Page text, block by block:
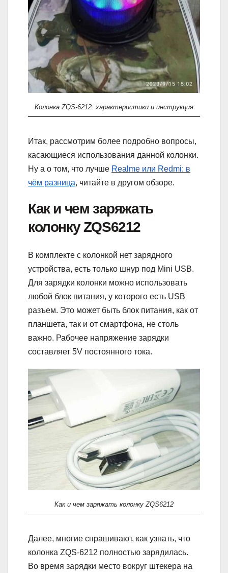
Колонка ZQS-6212: характеристики и инструкция
Итак, рассмотрим более подробно вопросы,
касающиеся использования данной колонки.
Ну а о том, что лучше Realme или Redmi: в
чём разница, читайте в другом обзоре.
Как и чем заряжать
колонку ZQS6212
В комплекте с колонкой нет зарядного
устройства, есть только шнур под Mini USB.
Для зарядки колонки можно использовать
любой блок питания, у которого есть USB
разъем. Это может быть блок питания, как от
планшета, так и от смартфона, не столь
важно. Рабочее напряжение зарядки
составляет 5V постоянного тока.
Как и чем заряжать колонку ZQS6212
Далее, многие спрашивают, как узнать, что
колонка ZQS-6212 полностью зарядилась.
Во время зарядки место вокруг штекера на